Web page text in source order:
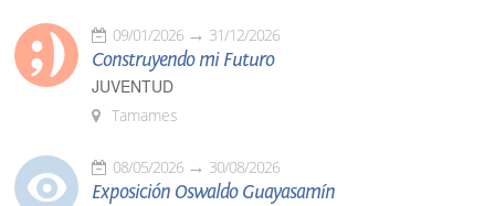
09/01/2026 31/12/2026
Construyendo mi Futuro
JUVENTUD
Tamames
08/05/2026 30/08/2026
Exposición Oswaldo Guayasamín